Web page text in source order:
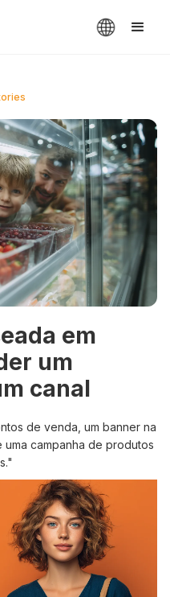
em
um
canal
de venda, um banner na
uma campanha de produtos